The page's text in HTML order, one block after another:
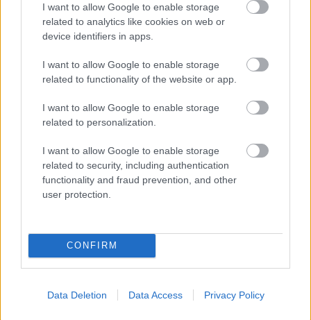
I want to allow Google to enable storage
related to analytics like cookies on web or
device identifiers in apps.
I want to allow Google to enable storage
related to functionality of the website or app.
I want to allow Google to enable storage
related to personalization.
I want to allow Google to enable storage
related to security, including authentication
functionality and fraud prevention, and other
user protection.
CONFIRM
Data Deletion Data Access Privacy Policy
Εργασία
17 Μαρ 2026 12:59
«Όχι» στην επαναφορά 13ου και 14ου μισθού στο
Δημόσιο
Εργασία
16 Μαρ 2026 12:04
Δώρο Πάσχα 2026: Πότε καταβάλλεται - Τι πρέπει
να γνωρίζουν οι εργαζόμενοι
Οικονομία
10 Μαρ 2026 09:41
Δώρο Πάσχα 2026: Πότε πληρώνεται – Ποιοι το
δικαιούνται και πώς υπολογίζεται